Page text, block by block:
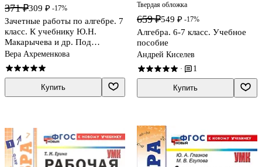
371 ₽309 ₽ -17%
Зачетные работы по алгебре. 7
класс. К учебнику Ю.Н.
Макарычева и др. Под
редакцией С.А. Теляковского
"Алгебра. 7 класс"
Вера Ахременкова
Купить
Твердая обложка
659 ₽549 ₽ -17%
Алгебра. 6-7 класс. Учебное
пособие
Андрей Киселев
· 1
Купить